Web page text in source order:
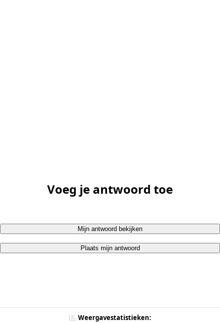
Voeg je antwoord toe
Mijn antwoord bekijken
Plaats mijn antwoord
Weergavestatistieken: